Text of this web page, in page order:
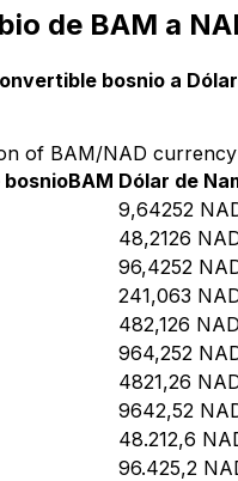
de BAM a
bosnio a
of BAM/NAD
BAM Dólar de
9,64252
48,2126
96,4252
241,063
482,126 NAD
964,252
4821,26
9642,52
48.212,6
96.425,2